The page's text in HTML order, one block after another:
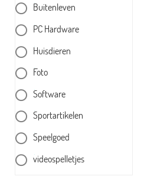
Buitenleven
PC Hardware
Huisdieren
Foto
Software
Sportartikelen
Speelgoed
videospelletjes